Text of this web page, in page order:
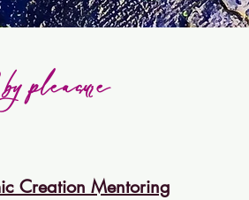
Creation Mentoring